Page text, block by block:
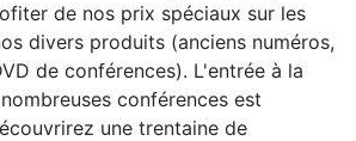
de nos prix spéciaux sur les
divers produits (anciens numéros,
de conférences). L'entrée à la
conférences est
une trentaine de